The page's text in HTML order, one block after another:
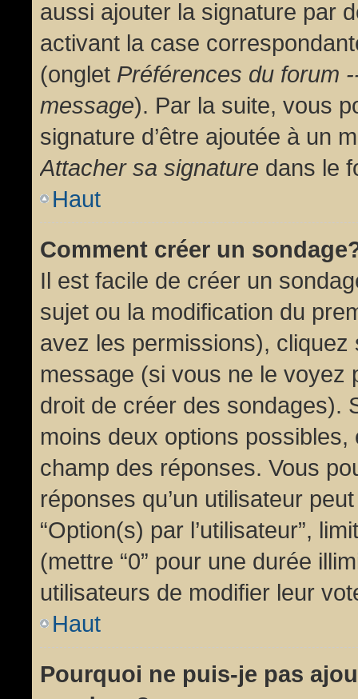
aussi ajouter la signature par
activant la case
(onglet Préférences du forum
message). Par la suite, vous
signature d’être ajoutée à un
Attacher sa signature dans le
Haut
Comment créer un
Il est facile de créer un
sujet ou la modification du
avez les permissions), cliquez
message (si vous ne le voyez
droit de créer des sondages).
moins deux options
champ des réponses. Vous
réponses qu’un utilisateur
“Option(s) par l’utilisateur”,
(mettre “0” pour une durée
utilisateurs de modifier leur
Haut
Pourquoi ne puis-je pas